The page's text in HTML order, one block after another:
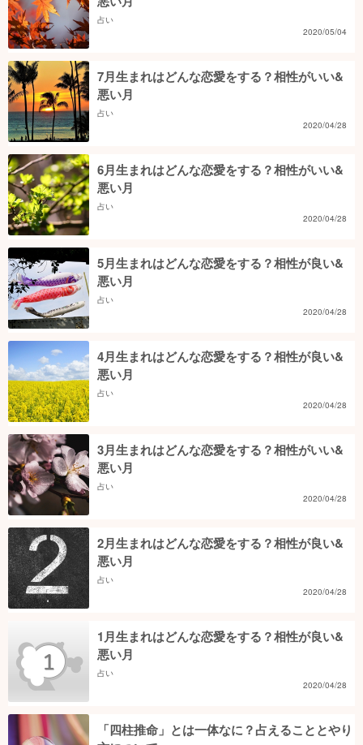
占い
2020/05/04
7月生まれはどんな恋愛をする？相性がいい&
悪い月
占い
2020/04/28
6月生まれはどんな恋愛をする？相性がいい&
悪い月
占い
2020/04/28
5月生まれはどんな恋愛をする？相性が良い&
悪い月
占い
2020/04/28
4月生まれはどんな恋愛をする？相性が良い&
悪い月
占い
2020/04/28
3月生まれはどんな恋愛をする？相性がいい&
悪い月
占い
2020/04/28
2月生まれはどんな恋愛をする？相性が良い&
悪い月
占い
2020/04/28
1月生まれはどんな恋愛をする？相性が良い&
悪い月
占い
2020/04/28
「四柱推命」とは一体なに？占えることとやり